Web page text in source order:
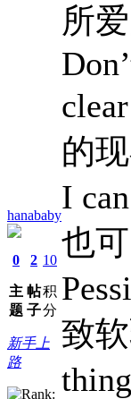
hanababy
0
主
题
2
帖
子
10
积
分
新手上
路
所
的
I
也
致